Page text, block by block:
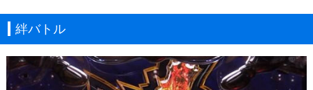
絆バトル